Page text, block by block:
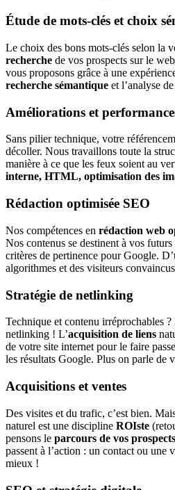
Étude de mots-clés et choix
Le choix des bons mots-clés selon la
recherche de vos prospects sur le
vous proposons grâce à une
recherche sémantique et l’analyse
Améliorations et
Sans pilier technique, votre
décoller. Nous travaillons toute la
manière à ce que les feux soient au
interne, HTML, optimisation des
Rédaction optimisée SEO
Nos compétences en rédaction web
Nos contenus se destinent à vos
critères de pertinence pour Google.
algorithmes et des visiteurs
Stratégie de netlinking
Technique et contenu irréprochables
netlinking ! L’acquisition de liens
de votre site internet pour le faire
les résultats Google. Plus on parle de
Acquisitions et ventes
Des visites et du trafic, c’est bien.
naturel est une discipline ROIste
pensons le parcours de vos prospects
passent à l’action : un contact ou une
mieux !